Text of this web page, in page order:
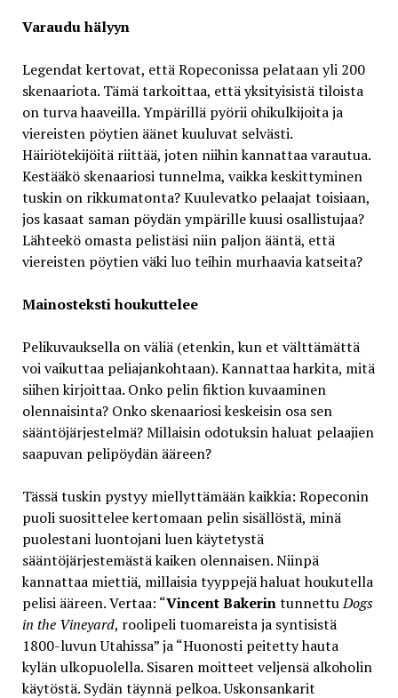
Varaudu hälyyn
Legendat kertovat, että Ropeconissa pelataan yli 200
skenaariota. Tämä tarkoittaa, että yksityisistä tiloista
on turva haaveilla. Ympärillä pyörii ohikulkijoita ja
viereisten pöytien äänet kuuluvat selvästi.
Häiriötekijöitä riittää, joten niihin kannattaa varautua.
Kestääkö skenaariosi tunnelma, vaikka keskittyminen
tuskin on rikkumatonta? Kuulevatko pelaajat toisiaan,
jos kasaat saman pöydän ympärille kuusi osallistujaa?
Lähteekö omasta pelistäsi niin paljon ääntä, että
viereisten pöytien väki luo teihin murhaavia katseita?
Mainosteksti houkuttelee
Pelikuvauksella on väliä (etenkin, kun et välttämättä
voi vaikuttaa peliajankohtaan). Kannattaa harkita, mitä
siihen kirjoittaa. Onko pelin fiktion kuvaaminen
olennaisinta? Onko skenaariosi keskeisin osa sen
sääntöjärjestelmä? Millaisin odotuksin haluat pelaajien
saapuvan pelipöydän ääreen?
Tässä tuskin pystyy miellyttämään kaikkia: Ropeconin
puoli suosittelee kertomaan pelin sisällöstä, minä
puolestani luontojani luen käytetystä
sääntöjärjestemästä kaiken olennaisen. Niinpä
kannattaa miettiä, millaisia tyyppejä haluat houkutella
pelisi ääreen. Vertaa: “Vincent BakerintunnettuDogs
in the Vineyard, roolipeli tuomareista ja syntisistä
1800-luvun Utahissa” ja “Huonosti peitetty hauta
kylän ulkopuolella. Sisaren moitteet veljensä alkoholin
käytöstä. Sydän täynnä pelkoa. Uskonsankarit